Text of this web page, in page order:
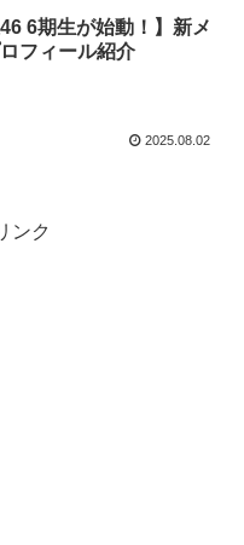
46 6期生が始動！】新メ
フィール紹介
2025.08.02
ンク